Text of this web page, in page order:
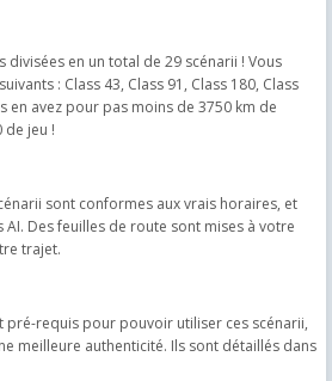
en un total de 29 scénarii ! Vous
: Class 43, Class 91, Class 180, Class
en avez pour pas moins de 3750 km de
de jeu !
sont conformes aux vrais horaires, et
Des feuilles de route sont mises à votre
trajet.
pré-requis pour pouvoir utiliser ces scénarii,
meilleure authenticité. Ils sont détaillés dans